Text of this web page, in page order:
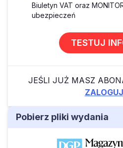
Biuletyn VAT oraz
ubezpieczeń
TESTUJ
JEŚLI JUŻ MASZ
Pobierz pliki wydania